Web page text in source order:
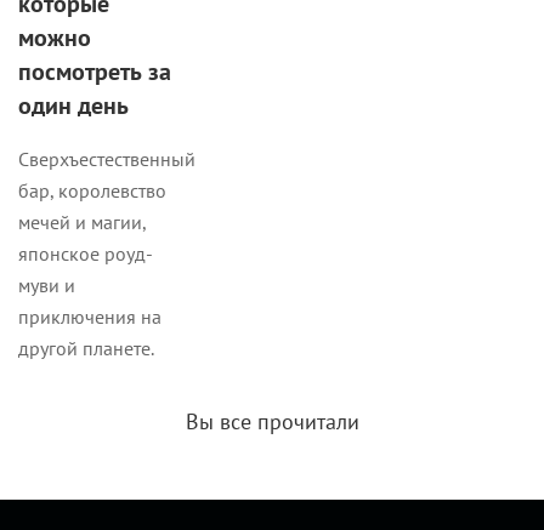
можно
посмотреть за
один день
Сверхъестественный
бар, королевство
мечей и магии,
японское роуд-
муви и
приключения на
другой планете.
Вы все прочитали